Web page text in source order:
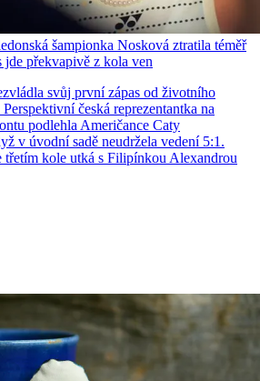
šampionka Nosková ztratila téměř
jde překvapivě z kola ven
svůj první zápas od životního
česká reprezentantka na
podlehla Američance Caty
v úvodní sadě neudržela vedení 5:1.
třetím kole utká s Filipínkou Alexandrou